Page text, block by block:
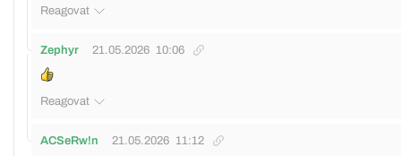
Reagovat
Zephyr 21.05.2026 10:06
Reagovat
ACSeRw!n 21.05.2026 11:12